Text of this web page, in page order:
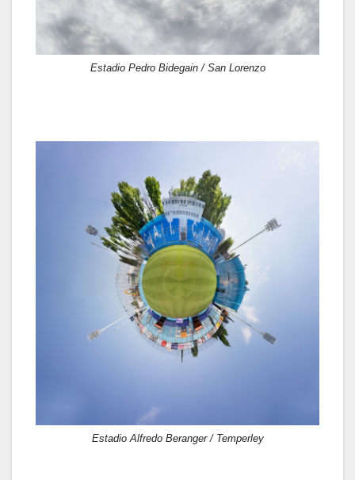
Estadio Pedro Bidegain / San Lorenzo
Estadio Alfredo Beranger / Temperley